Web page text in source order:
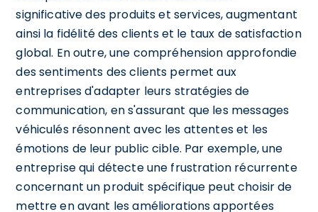
significative des produits et services, augmentant
ainsi la fidélité des clients et le taux de satisfaction
global. En outre, une compréhension approfondie
des sentiments des clients permet aux
entreprises d'adapter leurs stratégies de
communication, en s'assurant que les messages
véhiculés résonnent avec les attentes et les
émotions de leur public cible. Par exemple, une
entreprise qui détecte une frustration récurrente
concernant un produit spécifique peut choisir de
mettre en avant les améliorations apportées